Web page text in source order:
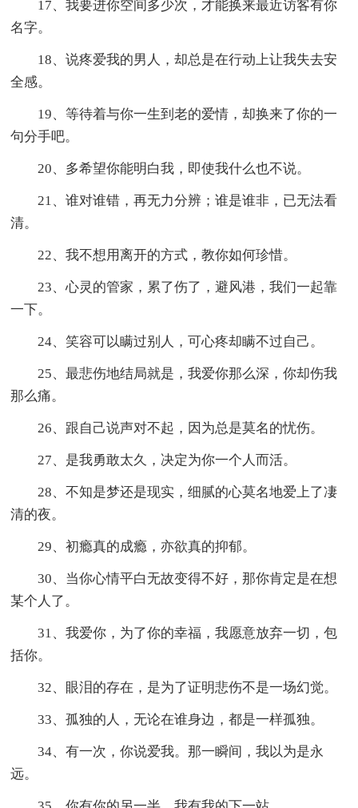
17、我要进你空间多少次，才能换来最近访客有你
名字。
18、说疼爱我的男人，却总是在行动上让我失去安
全感。
19、等待着与你一生到老的爱情，却换来了你的一
句分手吧。
20、多希望你能明白我，即使我什么也不说。
21、谁对谁错，再无力分辨；谁是谁非，已无法看
清。
22、我不想用离开的方式，教你如何珍惜。
23、心灵的管家，累了伤了，避风港，我们一起靠
一下。
24、笑容可以瞒过别人，可心疼却瞒不过自己。
25、最悲伤地结局就是，我爱你那么深，你却伤我
那么痛。
26、跟自己说声对不起，因为总是莫名的忧伤。
27、是我勇敢太久，决定为你一个人而活。
28、不知是梦还是现实，细腻的心莫名地爱上了凄
清的夜。
29、初瘾真的成瘾，亦欲真的抑郁。
30、当你心情平白无故变得不好，那你肯定是在想
某个人了。
31、我爱你，为了你的幸福，我愿意放弃一切，包
括你。
32、眼泪的存在，是为了证明悲伤不是一场幻觉。
33、孤独的人，无论在谁身边，都是一样孤独。
34、有一次，你说爱我。那一瞬间，我以为是永
远。